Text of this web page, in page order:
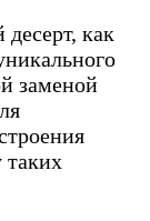
как
заменой
таких